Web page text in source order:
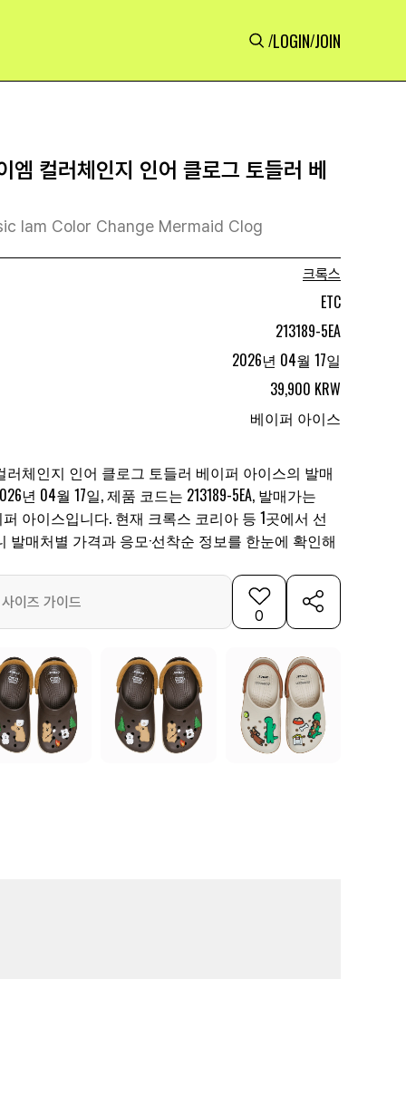
/LOGIN/JOIN
엠 컬러체인지 인어 클로그 토들러 베
Iam Color Change Mermaid Clog
크록스
ETC
213189-5EA
2026년 04월 17일
39,900 KRW
베이퍼 아이스
체인지 인어 클로그 토들러 베이퍼 아이스의 발매
년 04월 17일, 제품 코드는 213189-5EA, 발매가는
퍼 아이스입니다. 현재 크록스 코리아 등 1곳에서 선
발매처별 가격과 응모·선착순 정보를 한눈에 확인해
사이즈 가이드
0